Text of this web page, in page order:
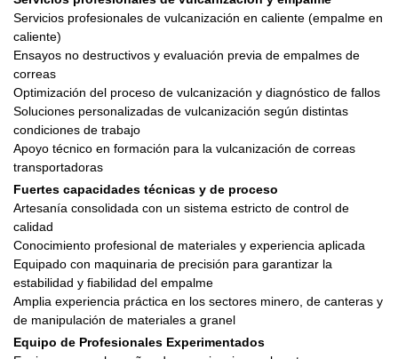
Servicios profesionales de vulcanización en caliente (empalme en
caliente)
Ensayos no destructivos y evaluación previa de empalmes de
correas
Optimización del proceso de vulcanización y diagnóstico de fallos
Soluciones personalizadas de vulcanización según distintas
condiciones de trabajo
Apoyo técnico en formación para la vulcanización de correas
transportadoras
Fuertes capacidades técnicas y de proceso
Artesanía consolidada con un sistema estricto de control de
calidad
Conocimiento profesional de materiales y experiencia aplicada
Equipado con maquinaria de precisión para garantizar la
estabilidad y fiabilidad del empalme
Amplia experiencia práctica en los sectores minero, de canteras y
de manipulación de materiales a granel
Equipo de Profesionales Experimentados